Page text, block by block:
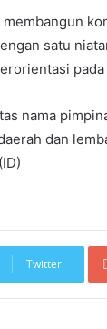
membangun
satu
nama
dan
Twitter